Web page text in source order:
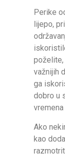
Perike
lijepo,
poželite,
važnijih
ga
dobro u
Ako
kao